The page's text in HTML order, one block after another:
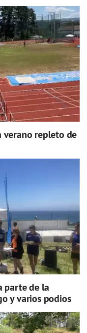
verano repleto de
parte de la
y varios podios